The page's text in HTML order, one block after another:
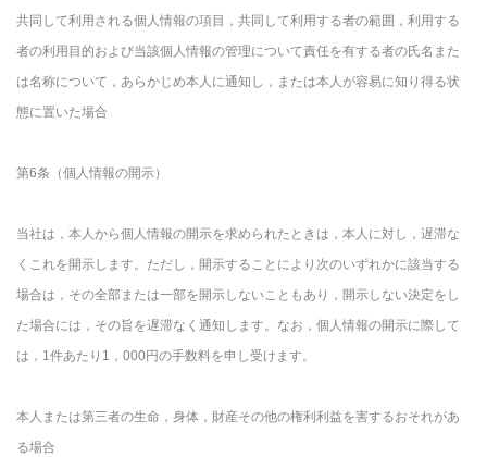
共同して利用される個人情報の項目，共同して利用する者の範囲，利用する
者の利用目的および当該個人情報の管理について責任を有する者の氏名また
は名称について，あらかじめ本人に通知し，または本人が容易に知り得る状
態に置いた場合
第6条（個人情報の開示）
当社は，本人から個人情報の開示を求められたときは，本人に対し，遅滞な
くこれを開示します。ただし，開示することにより次のいずれかに該当する
場合は，その全部または一部を開示しないこともあり，開示しない決定をし
た場合には，その旨を遅滞なく通知します。なお，個人情報の開示に際して
は，1件あたり1，000円の手数料を申し受けます。
本人または第三者の生命，身体，財産その他の権利利益を害するおそれがあ
る場合